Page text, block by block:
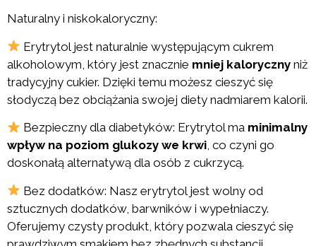
Naturalny i niskokaloryczny:
Erytrytol jest naturalnie występującym cukrem
alkoholowym, który jest znacznie mniej kaloryczny niż
tradycyjny cukier. Dzięki temu możesz cieszyć się
słodyczą bez obciążania swojej diety nadmiarem kalorii.
Bezpieczny dla diabetyków: Erytrytol ma minimalny
wpływ na poziom glukozy we krwi, co czyni go
doskonałą alternatywą dla osób z cukrzycą.
Bez dodatków: Nasz erytrytol jest wolny od
sztucznych dodatków, barwników i wypełniaczy.
Oferujemy czysty produkt, który pozwala cieszyć się